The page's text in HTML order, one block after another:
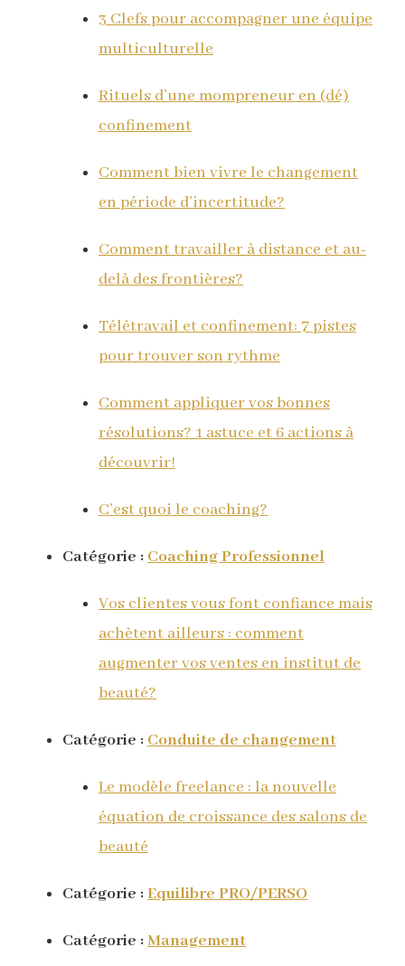
3 Clefs pour accompagner une équipe
multiculturelle
Rituels d’une mompreneur en (dé)
confinement
Comment bien vivre le changement
en période d’incertitude?
Comment travailler à distance et au-
delà des frontières?
Télétravail et confinement: 7 pistes
pour trouver son rythme
Comment appliquer vos bonnes
résolutions? 1 astuce et 6 actions à
découvrir!
C’est quoi le coaching?
Catégorie :Coaching Professionnel
Vos clientes vous font confiance mais
achètent ailleurs : comment
augmenter vos ventes en institut de
beauté?
Catégorie :Conduite de changement
Le modèle freelance : la nouvelle
équation de croissance des salons de
beauté
Catégorie :Equilibre PRO/PERSO
Catégorie :Management